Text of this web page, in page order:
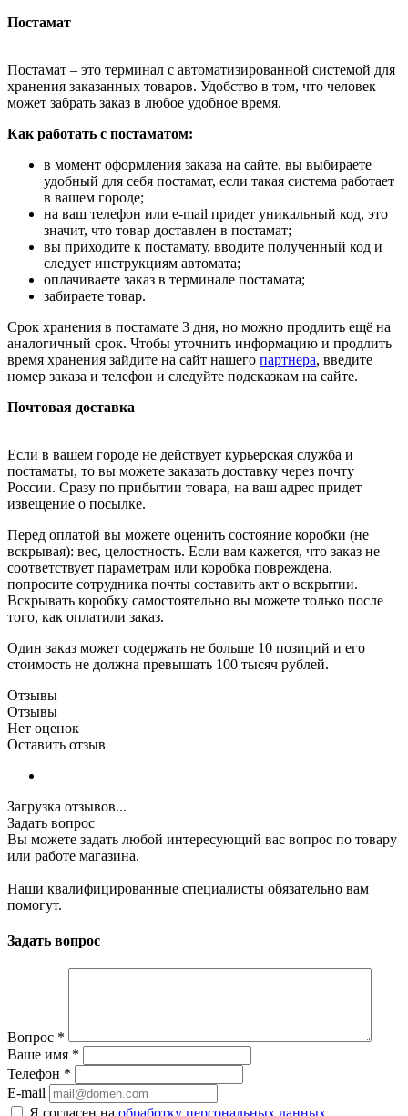
Постамат
Постамат – это терминал с автоматизированной системой для
хранения заказанных товаров. Удобство в том, что человек
может забрать заказ в любое удобное время.
Как работать с постаматом:
в момент оформления заказа на сайте, вы выбираете
удобный для себя постамат, если такая система работает
в вашем городе;
на ваш телефон или e-mail придет уникальный код, это
значит, что товар доставлен в постамат;
вы приходите к постамату, вводите полученный код и
следует инструкциям автомата;
оплачиваете заказ в терминале постамата;
забираете товар.
Срок хранения в постамате 3 дня, но можно продлить ещё на
аналогичный срок. Чтобы уточнить информацию и продлить
время хранения зайдите на сайт нашего партнера, введите
номер заказа и телефон и следуйте подсказкам на сайте.
Почтовая доставка
Если в вашем городе не действует курьерская служба и
постаматы, то вы можете заказать доставку через почту
России. Сразу по прибытии товара, на ваш адрес придет
извещение о посылке.
Перед оплатой вы можете оценить состояние коробки (не
вскрывая): вес, целостность. Если вам кажется, что заказ не
соответствует параметрам или коробка повреждена,
попросите сотрудника почты составить акт о вскрытии.
Вскрывать коробку самостоятельно вы можете только после
того, как оплатили заказ.
Один заказ может содержать не больше 10 позиций и его
стоимость не должна превышать 100 тысяч рублей.
Отзывы
Отзывы
Нет оценок
Оставить отзыв
Загрузка отзывов...
Задать вопрос
Вы можете задать любой интересующий вас вопрос по товару
или работе магазина.
Наши квалифицированные специалисты обязательно вам
помогут.
Задать вопрос
Вопрос *
Ваше имя *
Телефон *
E-mail